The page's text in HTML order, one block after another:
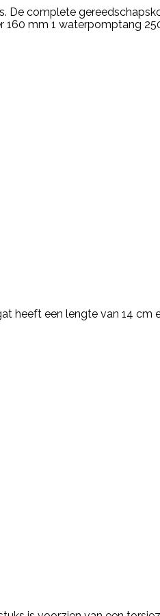
De complete
160 mm 1 waterpomptang
heeft een lengte van 14 cm